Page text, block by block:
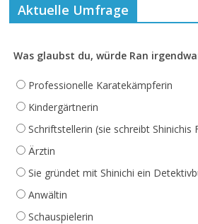
Aktuelle Umfrage
Was glaubst du, würde Ran
Professionelle Karatekämpferin
Kindergärtnerin
Schriftstellerin (sie schreibt Shinichis
Ärztin
Sie gründet mit Shinichi ein
Anwältin
Schauspielerin